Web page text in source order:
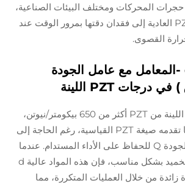
المحركات ومختلف البيئات الصناعية،
حيث تميل المواد PZT العادية إلى فقدان دقتها بمرور الوقت عند
القصوى.
-المعامل مع عامل الجودة
) في درجات PZT اللينة
تبلغ قيم d33 للصيغ اللينة من PZT أكثر من 650 بيكومتر/نيوتن،
وهي تقريبًا ضعف ما تقدمه صيغة PZT القياسية، رغم الحاجة إلى
إدارة دقيقة لعامل الجودة Q للحفاظ على الأداء المستدام. عندما
لا يتم التحكم في التخميد بشكل مناسب، فإن هذه المواد عالية d
زائدة من خلال العمليات المتكررة، مما